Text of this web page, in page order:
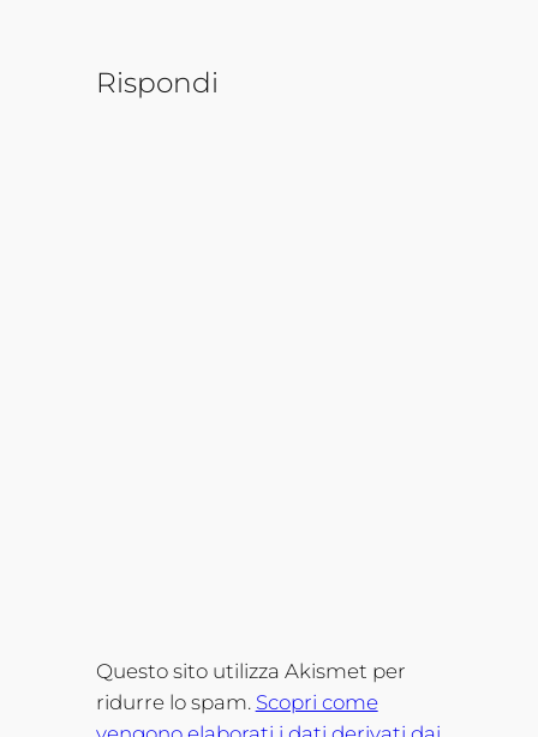
Rispondi
Questo sito utilizza Akismet per
ridurre lo spam. Scopri come